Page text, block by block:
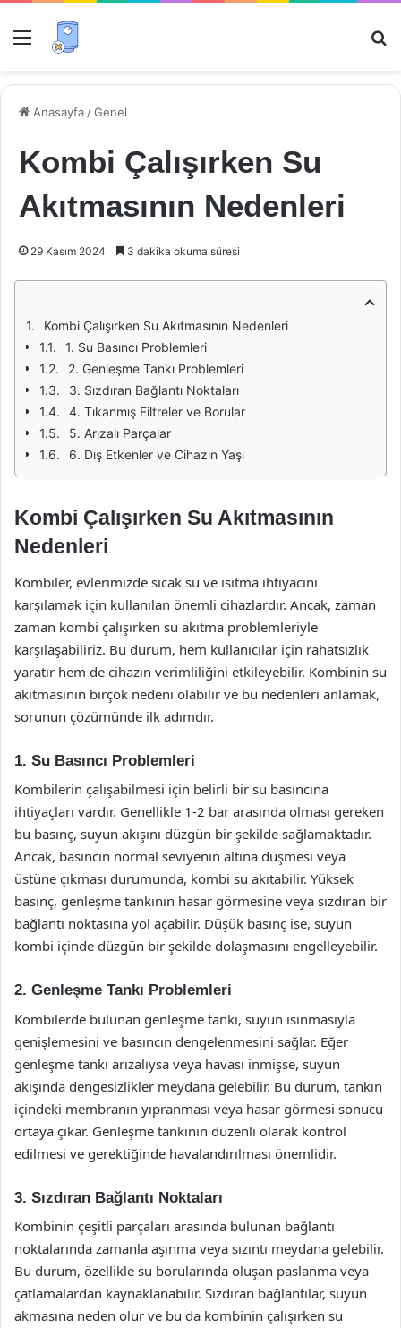
Menü
Anasayfa /Genel
Kombi Çalışırken Su
Akıtmasının Nedenleri
29 Kasım 2024 3 dakika okuma süresi
Kombi Çalışırken Su Akıtmasının Nedenleri
1. Su Basıncı Problemleri
2. Genleşme Tankı Problemleri
3. Sızdıran Bağlantı Noktaları
4. Tıkanmış Filtreler ve Borular
5. Arızalı Parçalar
6. Dış Etkenler ve Cihazın Yaşı
Kombi Çalışırken Su Akıtmasının
Nedenleri
Kombiler, evlerimizde sıcak su ve ısıtma ihtiyacını
karşılamak için kullanılan önemli cihazlardır. Ancak, zaman
zaman kombi çalışırken su akıtma problemleriyle
karşılaşabiliriz. Bu durum, hem kullanıcılar için rahatsızlık
yaratır hem de cihazın verimliliğini etkileyebilir. Kombinin su
akıtmasının birçok nedeni olabilir ve bu nedenleri anlamak,
sorunun çözümünde ilk adımdır.
1. Su Basıncı Problemleri
Kombilerin çalışabilmesi için belirli bir su basıncına
ihtiyaçları vardır. Genellikle 1-2 bar arasında olması gereken
bu basınç, suyun akışını düzgün bir şekilde sağlamaktadır.
Ancak, basıncın normal seviyenin altına düşmesi veya
üstüne çıkması durumunda, kombi su akıtabilir. Yüksek
basınç, genleşme tankının hasar görmesine veya sızdıran bir
bağlantı noktasına yol açabilir. Düşük basınç ise, suyun
kombi içinde düzgün bir şekilde dolaşmasını engelleyebilir.
2. Genleşme Tankı Problemleri
Kombilerde bulunan genleşme tankı, suyun ısınmasıyla
genişlemesini ve basıncın dengelenmesini sağlar. Eğer
genleşme tankı arızalıysa veya havası inmişse, suyun
akışında dengesizlikler meydana gelebilir. Bu durum, tankın
içindeki membranın yıpranması veya hasar görmesi sonucu
ortaya çıkar. Genleşme tankının düzenli olarak kontrol
edilmesi ve gerektiğinde havalandırılması önemlidir.
3. Sızdıran Bağlantı Noktaları
Kombinin çeşitli parçaları arasında bulunan bağlantı
noktalarında zamanla aşınma veya sızıntı meydana gelebilir.
Bu durum, özellikle su borularında oluşan paslanma veya
çatlamalardan kaynaklanabilir. Sızdıran bağlantılar, suyun
akmasına neden olur ve bu da kombinin çalışırken su